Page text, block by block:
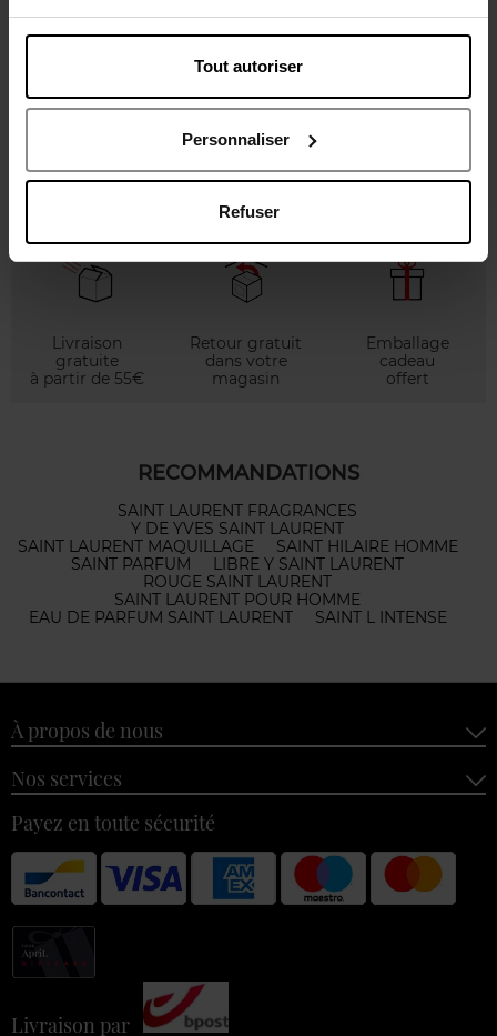
Tout autoriser
Personnaliser
Refuser
FOR MEN POWER 100ML
PRIVATE BLUE
19,00 €
Livraison
gratuite
à partir de 55€
Retour gratuit
dans votre
magasin
Emballage
cadeau
offert
RECOMMANDATIONS
SAINT LAURENT FRAGRANCES
Y DE YVES SAINT LAURENT
SAINT LAURENT MAQUILLAGE
SAINT HILAIRE HOMME
SAINT PARFUM
LIBRE Y SAINT LAURENT
ROUGE SAINT LAURENT
SAINT LAURENT POUR HOMME
EAU DE PARFUM SAINT LAURENT
SAINT L INTENSE
À propos de nous
Nos services
Payez en toute sécurité
Livraison par